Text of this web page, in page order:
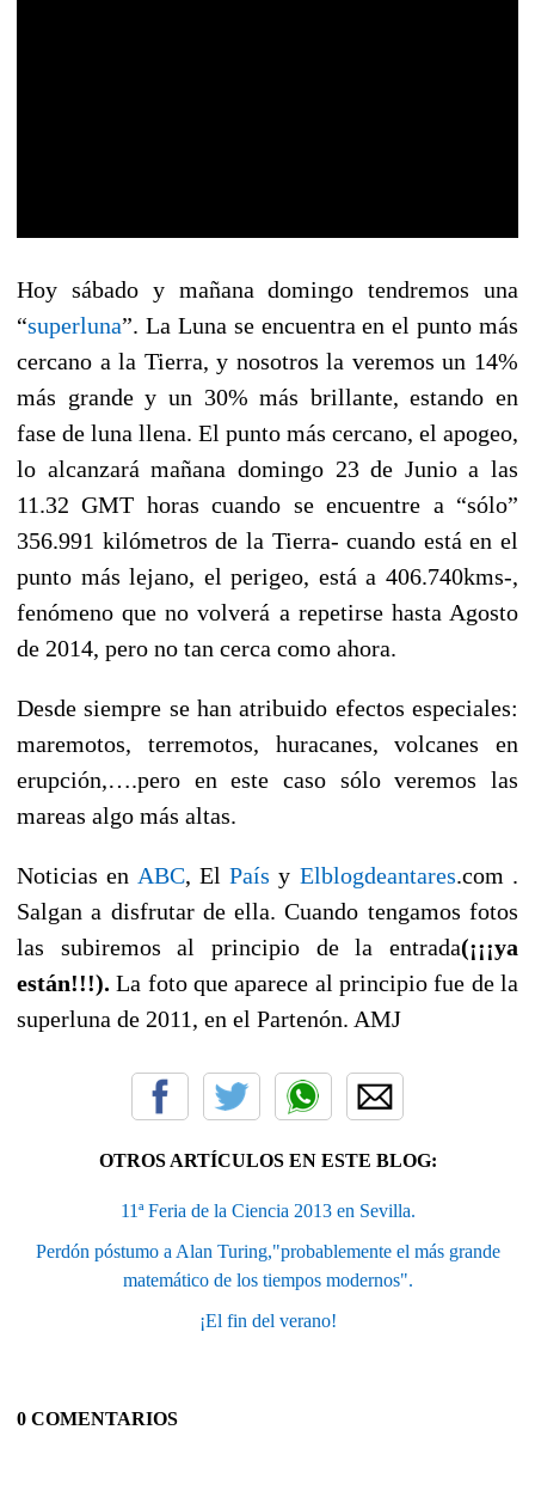
Hoy sábado y mañana domingo tendremos una
“superluna”. La Luna se encuentra en el punto más
cercano a la Tierra, y nosotros la veremos un 14%
más grande y un 30% más brillante, estando en
fase de luna llena. El punto más cercano, el apogeo,
lo alcanzará mañana domingo 23 de Junio a las
11.32 GMT horas cuando se encuentre a “sólo”
356.991 kilómetros de la Tierra- cuando está en el
punto más lejano, el perigeo, está a 406.740kms-,
fenómeno que no volverá a repetirse hasta Agosto
de 2014, pero no tan cerca como ahora.
Desde siempre se han atribuido efectos especiales:
maremotos, terremotos, huracanes, volcanes en
erupción,….pero en este caso sólo veremos las
mareas algo más altas.
Noticias en ABC, ElPaísy Elblogdeantares.com .
Salgan a disfrutar de ella. Cuando tengamos fotos
las subiremos al principio de la entrada(¡¡¡ya
están!!!).La foto que aparece al principio fue de la
superluna de 2011, en el Partenón. AMJ
OTROS ARTÍCULOS EN ESTE BLOG:
11ª Feria de la Ciencia 2013 en Sevilla.
Perdón póstumo a Alan Turing,"probablemente el más grande
matemático de los tiempos modernos".
¡El fin del verano!
0 COMENTARIOS